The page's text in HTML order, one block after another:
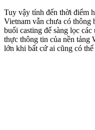
Tuy vậy tính đến thời điểm
Vietnam vẫn chưa có thông
buổi casting để sàng lọc
thực thông tin của nền tảng
lớn khi bất cứ ai cũng có